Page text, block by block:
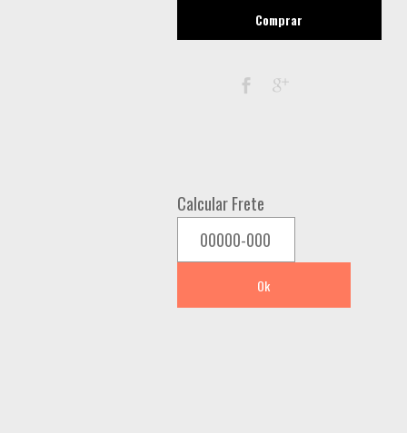
ROTATION
RETRO
6X40W
2
quantity
Comprar
Calcular Frete
Ok